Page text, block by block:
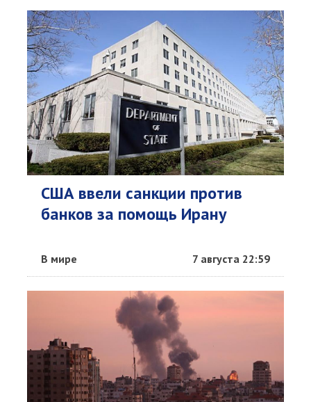
США ввели санкции против
банков за помощь Ирану
В мире 7 августа 22:59